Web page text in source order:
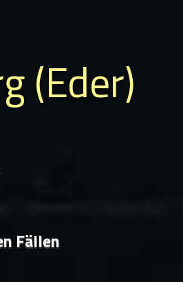
(Eder)
Fällen